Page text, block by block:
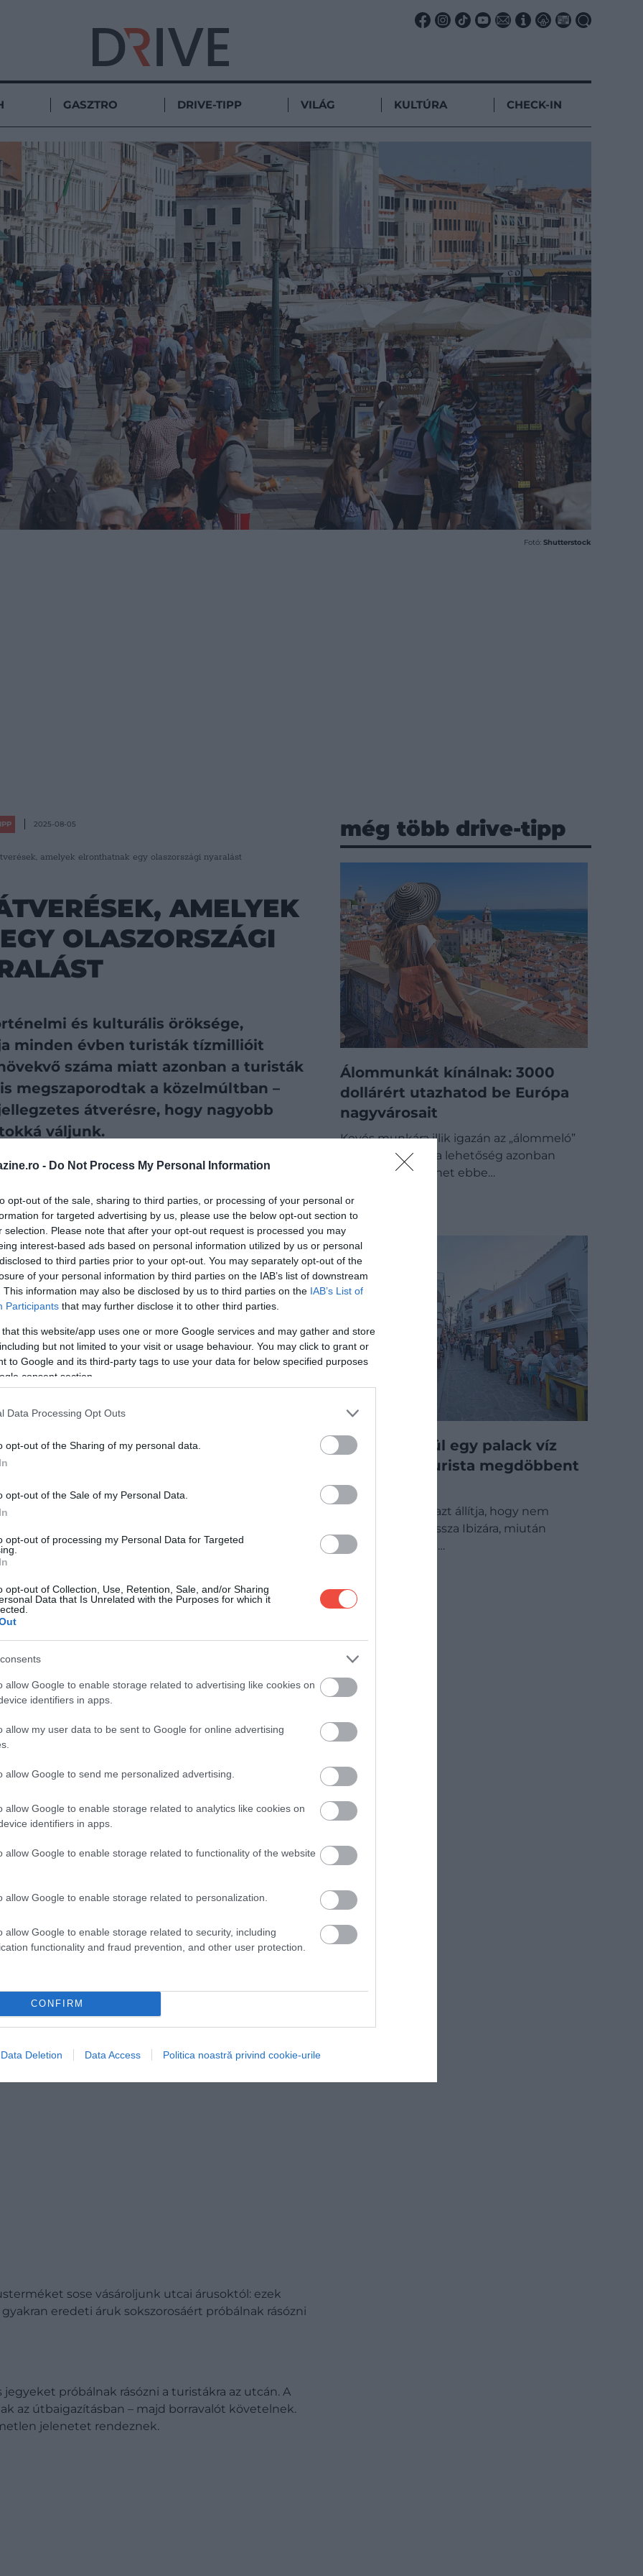
- Do Not Process My Personal Information
opt-out of the sale, sharing to third parties, or processing of your personal or
for targeted advertising by us, please use the below opt-out section to
selection. Please note that after your opt-out request is processed you may
interest-based ads based on personal information utilized by us or personal
to third parties prior to your opt-out. You may separately opt-out of the
of your personal information by third parties on the IAB’s list of downstream
This information may also be disclosed by us to third parties on the IAB’s List of
Participants that may further disclose it to other third parties.
that this website/app uses one or more Google services and may gather and store
but not limited to your visit or usage behaviour. You may click to grant or
to Google and its third-party tags to use your data for below specified purposes
consent section.
Data Processing Opt Outs
opt-out of the Sharing of my personal data.
opt-out of the Sale of my Personal Data.
opt-out of processing my Personal Data for Targeted
opt-out of Collection, Use, Retention, Sale, and/or Sharing
Data that Is Unrelated with the Purposes for which it
allow Google to enable storage related to advertising like cookies on
identifiers in apps.
allow my user data to be sent to Google for online advertising
allow Google to send me personalized advertising.
allow Google to enable storage related to analytics like cookies on
identifiers in apps.
allow Google to enable storage related to functionality of the website
allow Google to enable storage related to personalization.
allow Google to enable storage related to security, including
functionality and fraud prevention, and other user protection.
CONFIRM
Data Deletion Data Access Politica noastră privind cookie-urile
GASZTRO DRIVE-TIPP VILÁG KULTÚRA CHECK-IN
Fotó: Shutterstock
2025-08-05
amelyek elronthatnak egy olaszországi nyaralást
AMELYEK
OLASZORSZÁGI
és kulturális öröksége,
minden évben turisták tízmillióit
száma miatt azonban a turisták
megszaporodtak a közelmúltban –
átverésre, hogy nagyobb
váljunk.
forrásként a Google Keresőben
kapcsolatba lépni a gyanútlan turistákkal a
túlzottan magas díjat kérnek azért, hogy
azt hazudják, hogy az adott hely zárva van vagy
olajnyomatokat vagy festményeket terítenek
még maguk az árusok is szándékosan
hogy fizesse ki a „kárt”. A módszer különösen
Fotó:Shutterstock
nagyvárosaiban különösen elterjedt. A turistákat a
neves látványosságok környékén célozzák meg.
a másik pedig gyorsan eltulajdonítja az
Róma legforgalmasabb buszvonalain
is.
sose vásároljunk utcai árusoktól: ezek
eredeti áruk sokszorosáért próbálnak rásózni
próbálnak rásózni a turistákra az utcán. A
az útbaigazításban – majd borravalót követelnek.
jelenetet rendeznek.
még több drive-tipp
Álommunkát kínálnak: 3000
dollárért utazhatod be Európa
nagyvárosait
Kevés munkára illik igazán az „álommeló”
megnevezés, ez a lehetőség azonban
könnyen beleférhet ebbe…
DRIVE-TIPP
Ennyibe kerül egy palack víz
Ibizán: sok turista megdöbbent
az árakon
Több brit turista azt állítja, hogy nem
szívesen térne vissza Ibizára, miután
szembesült azzal…